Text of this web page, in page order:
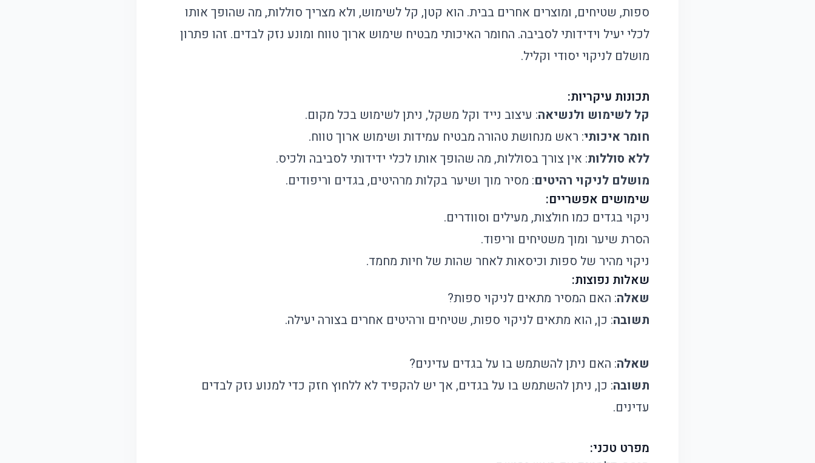
ספות, שטיחים, ומוצרים אחרים בבית. הוא קטן, קל לשימוש, ולא מצריך סוללות, מה שהופך אותו
לכלי יעיל וידידותי לסביבה. החומר האיכותי מבטיח שימוש ארוך טווח ומונע נזק לבדים. זהו פתרון
מושלם לניקוי יסודי וקליל.
תכונות עיקריות:
קל לשימוש ולנשיאה: עיצוב נייד וקל משקל, ניתן לשימוש בכל מקום.
חומר איכותי: ראש מנחושת טהורה מבטיח עמידות ושימוש ארוך טווח.
ללא סוללות: אין צורך בסוללות, מה שהופך אותו לכלי ידידותי לסביבה ולכיס.
מושלם לניקוי רהיטים: מסיר מוך ושיער בקלות מרהיטים, בגדים וריפודים.
שימושים אפשריים:
ניקוי בגדים כמו חולצות, מעילים וסוודרים.
הסרת שיער ומוך משטיחים וריפוד.
ניקוי מהיר של ספות וכיסאות לאחר שהות של חיות מחמד.
שאלות נפוצות:
שאלה: האם המסיר מתאים לניקוי ספות?
תשובה: כן, הוא מתאים לניקוי ספות, שטיחים ורהיטים אחרים בצורה יעילה.
שאלה: האם ניתן להשתמש בו על בגדים עדינים?
תשובה: כן, ניתן להשתמש בו על בגדים, אך יש להקפיד לא ללחוץ חזק כדי למנוע נזק לבדים
עדינים.
מפרט טכני: